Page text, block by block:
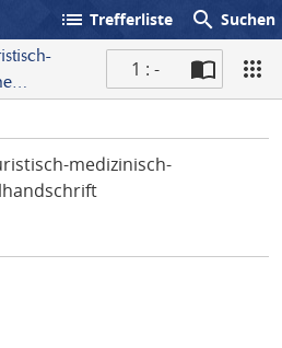
list Trefferliste search Suchen
1 : -
medizinisch-